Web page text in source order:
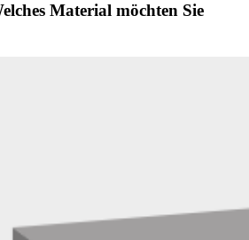
Material möchten Sie